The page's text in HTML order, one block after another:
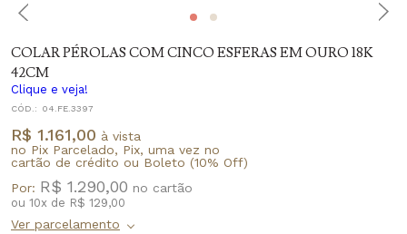
COLAR PÉROLAS COM CINCO ESFERAS EM OURO 18K
42CM
Clique e veja!
CÓD.: 04.FE.3397
R$ 1.161,00 à vista
no Pix Parcelado, Pix, uma vez no
cartão de crédito ou Boleto (10% Off)
Por: R$ 1.290,00
ou 10x de R$ 129,00